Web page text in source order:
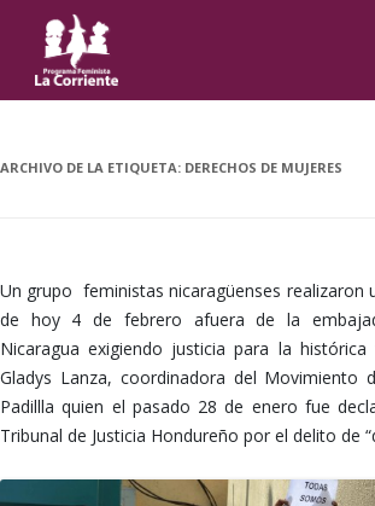
ARCHIVO DE LA ETIQUETA: DERECHOS DE MUJERES
Un grupo feministas nicaragüenses realizaron
de hoy 4 de febrero afuera de la
Nicaragua exigiendo justicia para la histórica
Gladys Lanza, coordinadora del Movimiento
Padillla quien el pasado 28 de enero fue
Tribunal de Justicia Hondureño por el delito de